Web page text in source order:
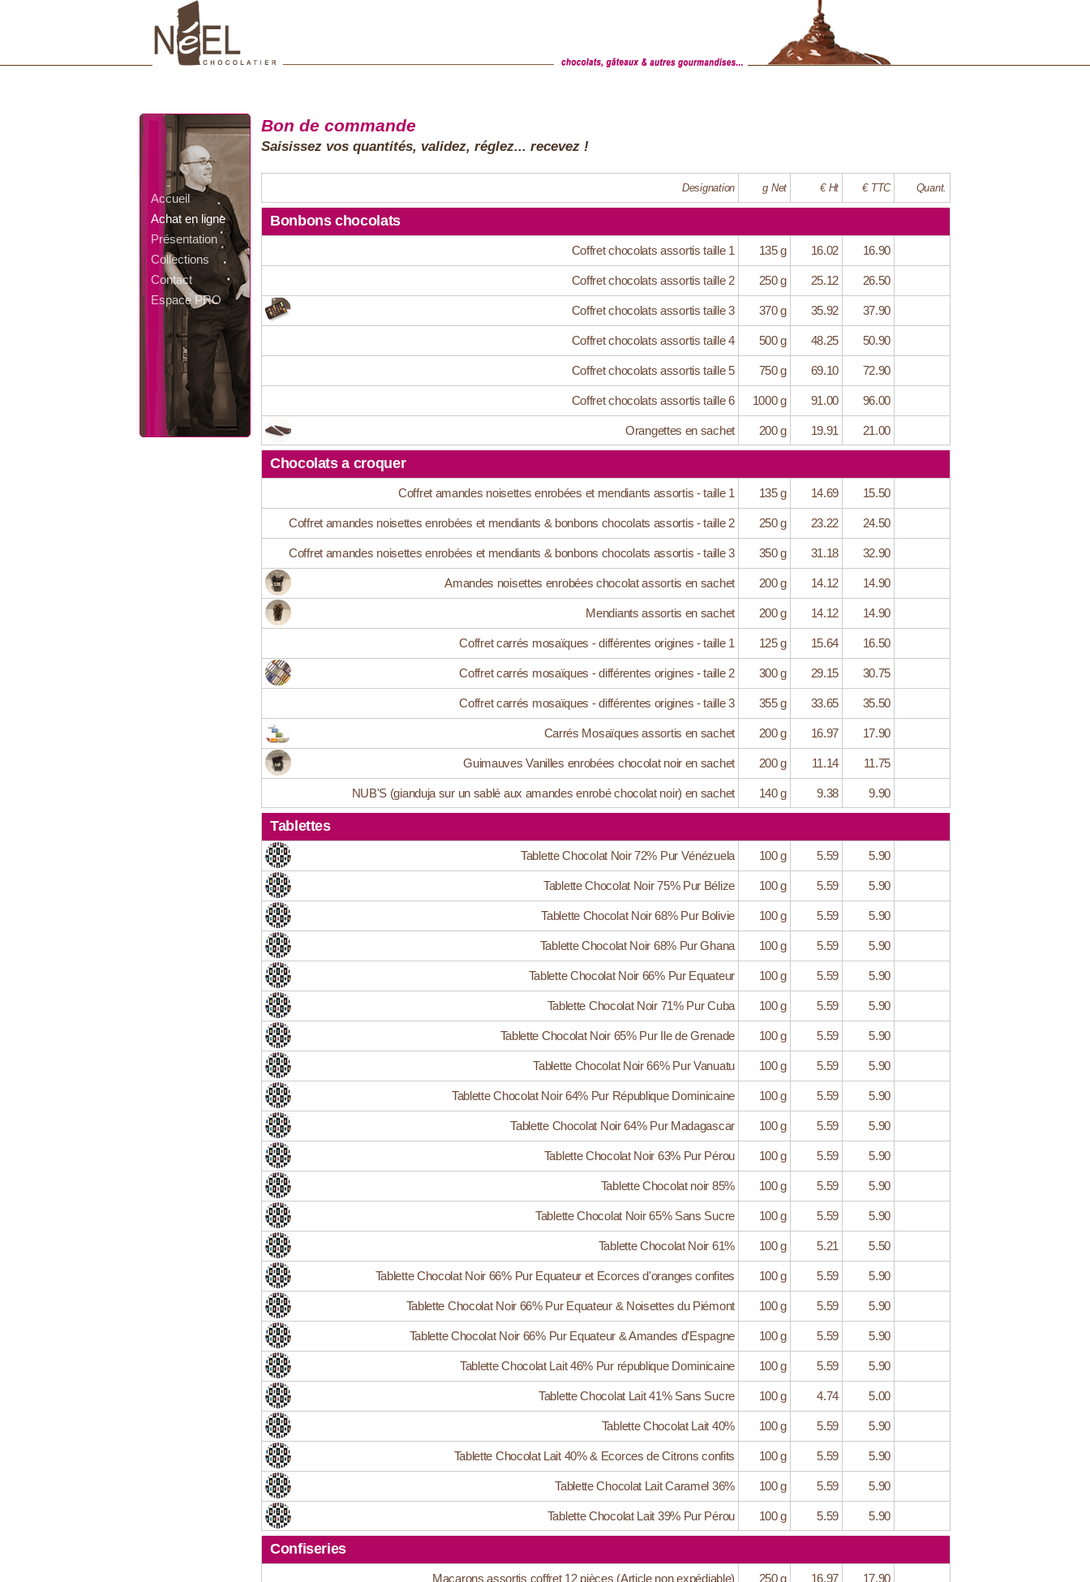
Accueil
Achat en ligne
Présentation
Collections
Contact
Espace PRO
Bon de commande
Saisissez vos quantités, validez, réglez... recevez !
Designation g Net € Ht € TTC Quant.
Bonbons chocolats
Coffret chocolats assortis taille 1 135 g 16.02 16.90
Coffret chocolats assortis taille 2 250 g 25.12 26.50
Coffret chocolats assortis taille 3 370 g 35.92 37.90
Coffret chocolats assortis taille 4 500 g 48.25 50.90
Coffret chocolats assortis taille 5 750 g 69.10 72.90
Coffret chocolats assortis taille 6 1000 g 91.00 96.00
Orangettes en sachet 200 g 19.91 21.00
Chocolats a croquer
Coffret amandes noisettes enrobées et mendiants assortis - taille 1 135 g 14.69 15.50
Coffret amandes noisettes enrobées et mendiants & bonbons chocolats assortis - taille 2 250 g 23.22 24.50
Coffret amandes noisettes enrobées et mendiants & bonbons chocolats assortis - taille 3 350 g 31.18 32.90
Amandes noisettes enrobées chocolat assortis en sachet 200 g 14.12 14.90
Mendiants assortis en sachet 200 g 14.12 14.90
Coffret carrés mosaïques - différentes origines - taille 1 125 g 15.64 16.50
Coffret carrés mosaïques - différentes origines - taille 2 300 g 29.15 30.75
Coffret carrés mosaïques - différentes origines - taille 3 355 g 33.65 35.50
Carrés Mosaïques assortis en sachet 200 g 16.97 17.90
Guimauves Vanilles enrobées chocolat noir en sachet 200 g 11.14 11.75
NUB'S (gianduja sur un sablé aux amandes enrobé chocolat noir) en sachet 140 g 9.38 9.90
Tablettes
Tablette Chocolat Noir 72% Pur Vénézuela 100 g 5.59 5.90
Tablette Chocolat Noir 75% Pur Bélize 100 g 5.59 5.90
Tablette Chocolat Noir 68% Pur Bolivie 100 g 5.59 5.90
Tablette Chocolat Noir 68% Pur Ghana 100 g 5.59 5.90
Tablette Chocolat Noir 66% Pur Equateur 100 g 5.59 5.90
Tablette Chocolat Noir 71% Pur Cuba 100 g 5.59 5.90
Tablette Chocolat Noir 65% Pur Ile de Grenade 100 g 5.59 5.90
Tablette Chocolat Noir 66% Pur Vanuatu 100 g 5.59 5.90
Tablette Chocolat Noir 64% Pur République Dominicaine 100 g 5.59 5.90
Tablette Chocolat Noir 64% Pur Madagascar 100 g 5.59 5.90
Tablette Chocolat Noir 63% Pur Pérou 100 g 5.59 5.90
Tablette Chocolat noir 85% 100 g 5.59 5.90
Tablette Chocolat Noir 65% Sans Sucre 100 g 5.59 5.90
Tablette Chocolat Noir 61% 100 g 5.21 5.50
Tablette Chocolat Noir 66% Pur Equateur et Ecorces d'oranges confites 100 g 5.59 5.90
Tablette Chocolat Noir 66% Pur Equateur & Noisettes du Piémont 100 g 5.59 5.90
Tablette Chocolat Noir 66% Pur Equateur & Amandes d'Espagne 100 g 5.59 5.90
Tablette Chocolat Lait 46% Pur république Dominicaine 100 g 5.59 5.90
Tablette Chocolat Lait 41% Sans Sucre 100 g 4.74 5.00
Tablette Chocolat Lait 40% 100 g 5.59 5.90
Tablette Chocolat Lait 40% & Ecorces de Citrons confits 100 g 5.59 5.90
Tablette Chocolat Lait Caramel 36% 100 g 5.59 5.90
Tablette Chocolat Lait 39% Pur Pérou 100 g 5.59 5.90
Confiseries
Macarons assortis coffret 12 pièces (Article non expédiable) 250 g 16.97 17.90